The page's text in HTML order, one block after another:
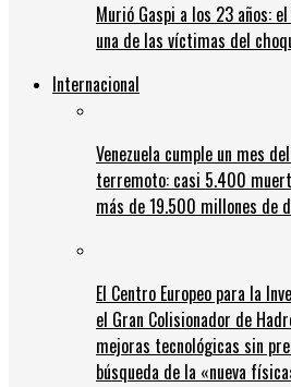
Murió Gaspi a los 23 años:
una de las víctimas del
Internacional
Venezuela cumple un mes
terremoto: casi 5.400
más de 19.500 millones de
El Centro Europeo para la
el Gran Colisionador de
mejoras tecnológicas sin
búsqueda de la «nueva